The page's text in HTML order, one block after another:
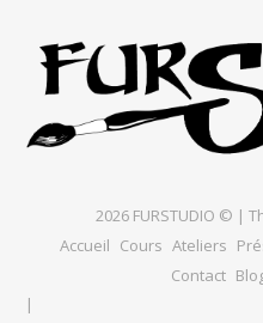
2026 FURSTUDIO © |
Accueil Cours Ateliers
Contact